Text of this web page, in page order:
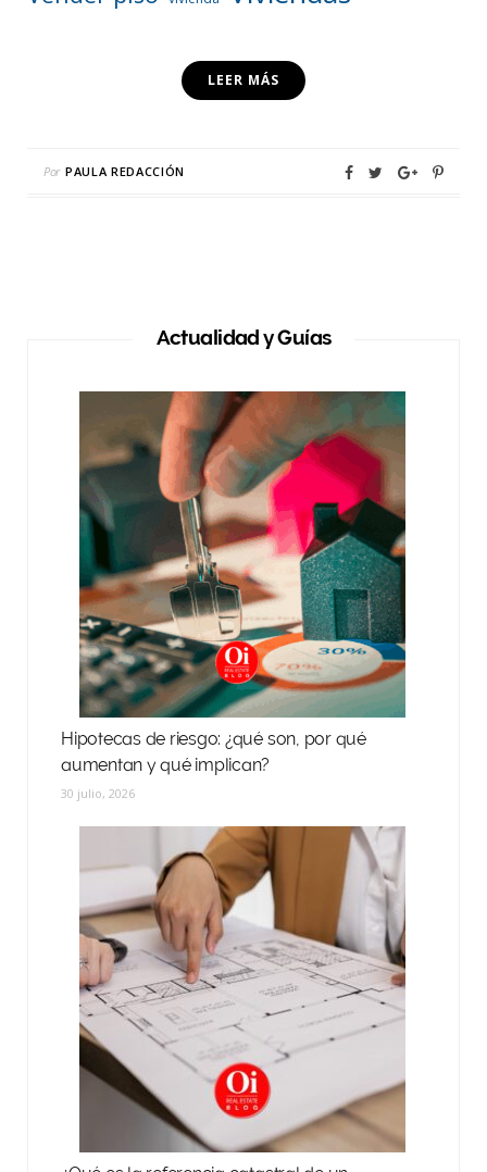
LEER MÁS
Por PAULA REDACCIÓN
Actualidad y Guías
Hipotecas de riesgo: ¿qué son, por qué
aumentan y qué implican?
30 julio, 2026